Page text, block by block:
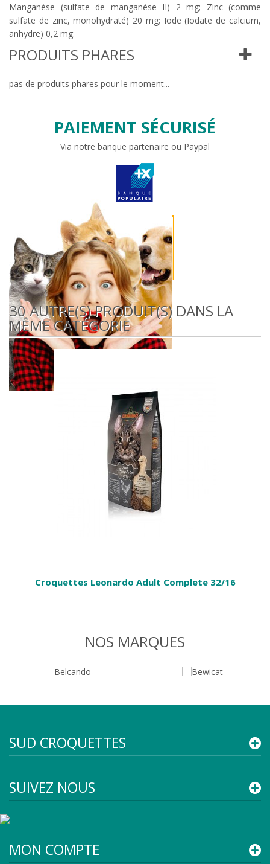
Manganèse (sulfate de manganèse II) 2 mg; Zinc (comme
sulfate de zinc, monohydraté) 20 mg; Iode (Iodate de calcium,
anhydre) 0,2 mg.
PRODUITS PHARES
pas de produits phares pour le moment...
PAIEMENT SÉCURISÉ
Via notre banque partenaire ou Paypal
30 AUTRE(S) PRODUIT(S) DANS LA
MÊME CATÉGORIE
Croquettes Leonardo Adult Complete 32/16
NOS MARQUES
SUD CROQUETTES
SUIVEZ NOUS
MON COMPTE